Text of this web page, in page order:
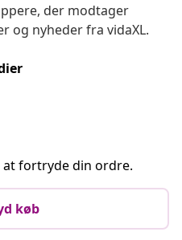
der modtager
og nyheder fra vidaXL.
fortryde din ordre.
køb